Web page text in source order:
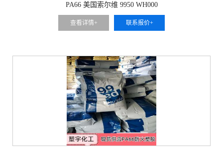
PA66 美国索尔维 9950 WH000
查看详情+ 联系报价+